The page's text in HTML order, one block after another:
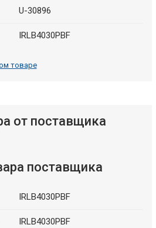
U-30896
IRLB4030PBF
товаре
от поставщика
поставщика
IRLB4030PBF
IRLB4030PBF